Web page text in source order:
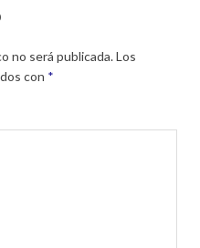
no será publicada.Los
con *